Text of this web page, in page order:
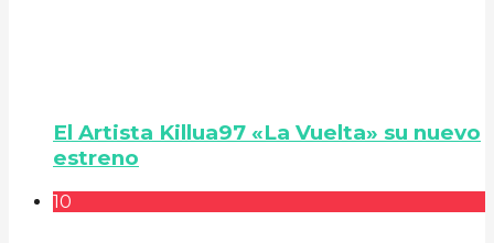
El Artista Killua97 «La Vuelta» su nuevo
estreno
10